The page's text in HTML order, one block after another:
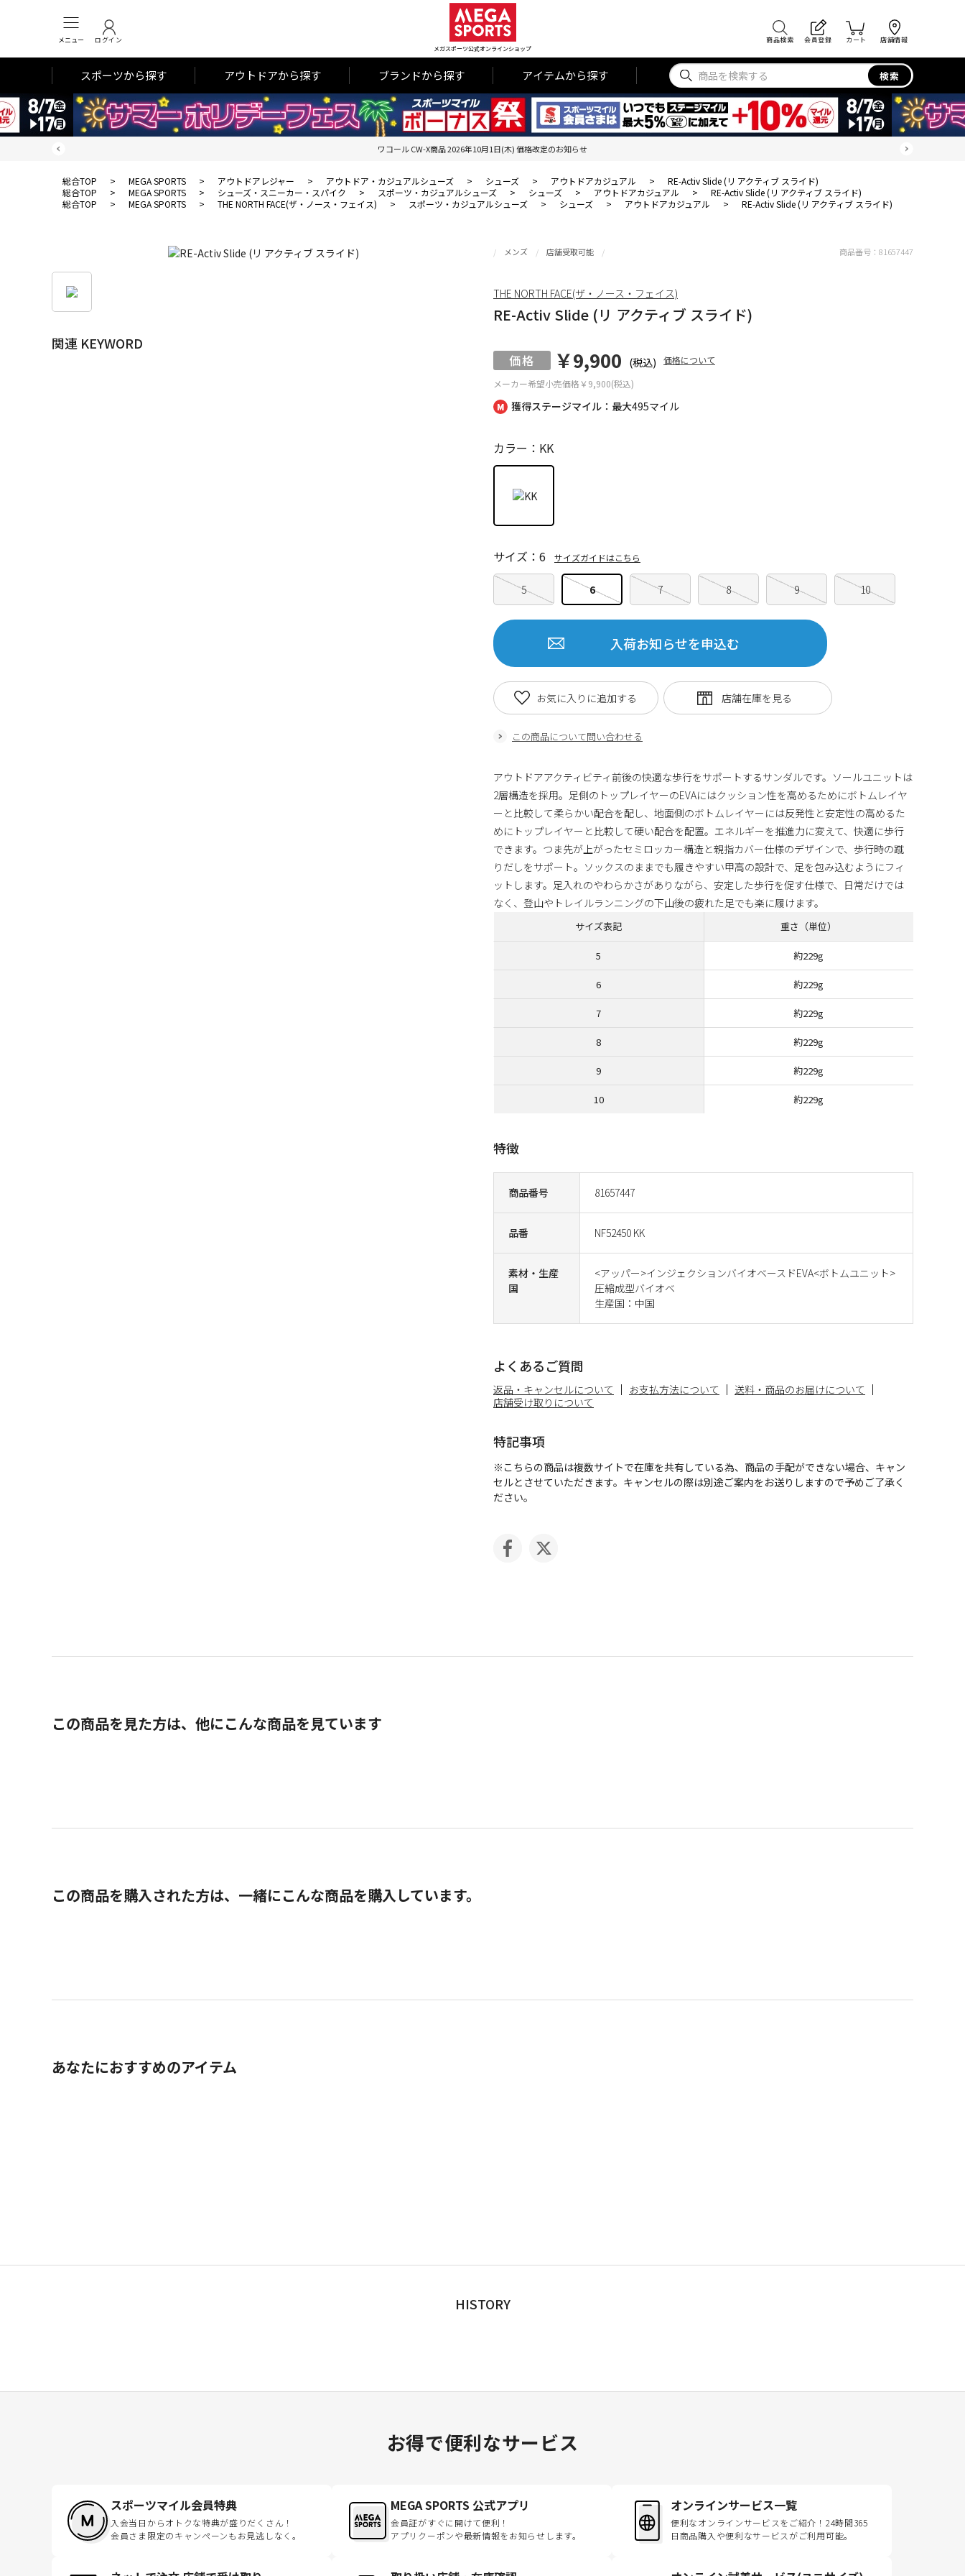
メニュー ログイン
メガスポーツ公式オンラインショップ
商品検索 会員登録 カート 店舗情報
スポーツから探す アウトドアから探す ブランドから探す アイテムから探す 検索
ワコール CW-X商品 2026年10月1日(木) 価格改定のお知らせ
総合TOP > MEGA SPORTS > アウトドアレジャー > アウトドア・カジュアルシューズ > シューズ > アウトドアカジュアル >
RE-Activ Slide (リ アクティブ スライド)
総合TOP
> MEGA SPORTS > シューズ・スニーカー・スパイク > スポーツ・カジュアルシューズ > シューズ > アウトドアカジュアル >
RE-Activ Slide (リ アクティブ スライド)
総合TOP
> MEGA SPORTS > THE NORTH FACE(ザ・ノース・フェイス) > スポーツ・カジュアルシューズ > シューズ > アウトドアカジュアル > RE-Activ Slide (リ アクティブ スライド)
関連 KEYWORD
獲得ステージマイル：最大495マイル
メンズ 店舗受取可能
RE-Activ Slide (リ アクティブ スライド)
メーカー希望小売価格￥9,900(税込)
￥9,900 (税込) 価格について
商品番号 81657447
品番 NF52450 KK
素材・生産
国
<アッパー>インジェクションバイオベースドEVA<ボトムユニット>
圧縮成型バイオベ
生産国：中国
カラー：KK
5 6 7 8 9 10
サイズ：6 サイズガイドはこちら
入荷お知らせを申込む
この商品について問い合わせる
お気に入りに追加する
商品番号： 81657447
THE NORTH FACE(ザ・ノース・フェイス)
アウトドアアクティビティ前後の快適な歩行をサポートするサンダルです。ソールユニットは
2層構造を採用。足側のトップレイヤーのEVAにはクッション性を高めるためにボトムレイヤ
ーと比較して柔らかい配合を配し、地面側のボトムレイヤーには反発性と安定性の高めるた
めにトップレイヤーと比較して硬い配合を配置。エネルギーを推進力に変えて、快適に歩行
できます。つま先が上がったセミロッカー構造と親指カバー仕様のデザインで、歩行時の蹴
りだしをサポート。ソックスのままでも履きやすい甲高の設計で、足を包み込むようにフィ
ットします。足入れのやわらかさがありながら、安定した歩行を促す仕様で、日常だけでは
なく、登山やトレイルランニングの下山後の疲れた足でも楽に履けます。
特徴
よくあるご質問
返品・キャンセルについて お支払方法について
送料・商品のお届けについて
店舗受け取りについて
特記事項
※こちらの商品は複数サイトで在庫を共有している為、商品の手配ができない場合、キャン
セルとさせていただきます。キャンセルの際は別途ご案内をお送りしますので予めご了承く
ださい。
サイズ表記 重さ（単位）
5 約229g
6 約229g
7 約229g
8 約229g
9 約229g
10 約229g
この商品を見た方は、他にこんな商品を見ています
この商品を購入された方は、一緒にこんな商品を購入しています。
あなたにおすすめのアイテム
HISTORY
お得で便利なサービス
スポーツマイル会員特典
入会当日からオトクな特典が盛りだくさん！
会員さま限定のキャンペーンもお見逃しなく。
MEGA SPORTS 公式アプリ
会員証がすぐに開けて便利！
アプリクーポンや最新情報をお知らせします。
オンラインサービス一覧
便利なオンラインサービスをご紹介！24時間365
日商品購入や便利なサービスがご利用可能。